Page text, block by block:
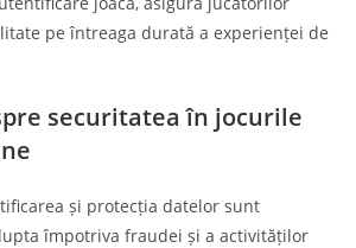
pe întreaga durată a experienței de
securitatea în jocurile
și protecția datelor sunt
împotriva fraudei și a activităților